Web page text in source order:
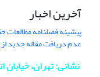
آخرین اخبار
پیشینه فصلنامه
عدم دریافت مقاله جدید
نشانی: تهران،